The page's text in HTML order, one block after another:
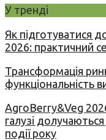
У тренді
Як підготуватися
2026: практичний
Трансформація
функціональність
AgroBerry&Veg
галузі
події року